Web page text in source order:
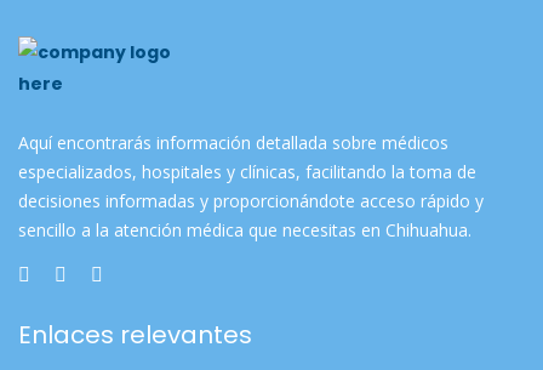
Aquí encontrarás información detallada sobre médicos
especializados, hospitales y clínicas, facilitando la toma de
decisiones informadas y proporcionándote acceso rápido y
sencillo a la atención médica que necesitas en Chihuahua.
Enlaces relevantes